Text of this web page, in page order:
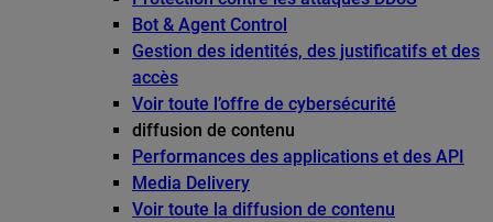
Bot & Agent Control
Gestion des identités, des justificatifs et des
accès
Voir toute l’offre de cybersécurité
diffusion de contenu
Performances des applications et des API
Media Delivery
Voir toute la diffusion de contenu